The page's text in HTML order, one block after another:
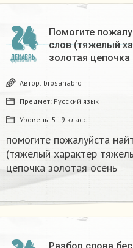
24
ДЕКАБРЬ
Помогите
слов (тяжелый
золотая
Автор: brosanabro
Предмет: Русский язык
Уровень: 5 - 9 класс
помогите пожалуйста
(тяжелый характер
цепочка золотая осень